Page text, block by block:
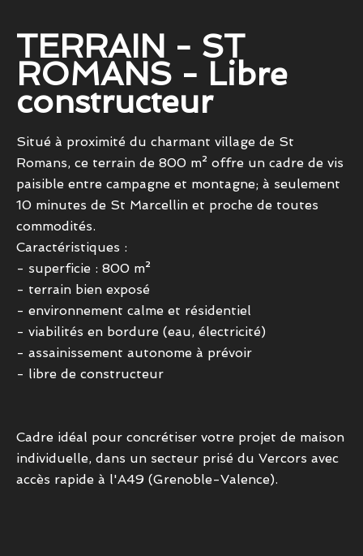
TERRAIN - ST
ROMANS - Libre
constructeur
Situé à proximité du charmant village de St
Romans, ce terrain de 800 m² offre un cadre de vis
paisible entre campagne et montagne; à seulement
10 minutes de St Marcellin et proche de toutes
commodités.
Caractéristiques :
- superficie : 800 m²
- terrain bien exposé
- environnement calme et résidentiel
- viabilités en bordure (eau, électricité)
- assainissement autonome à prévoir
- libre de constructeur
Cadre idéal pour concrétiser votre projet de maison
individuelle, dans un secteur prisé du Vercors avec
accès rapide à l'A49 (Grenoble-Valence).